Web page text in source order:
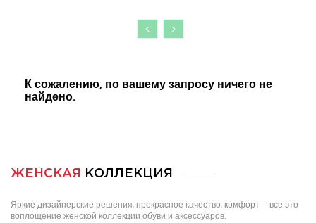
< >
К сожалению, по вашему запросу ничего не
найдено.
ЖЕНСКАЯ КОЛЛЕКЦИЯ
Яркие дизайнерские решения, прекрасное качество, комфорт – все это
воплощение женской коллекции обуви и аксессуаров.